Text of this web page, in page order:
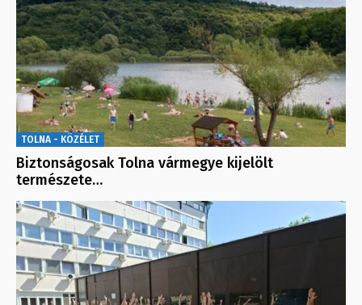
TOLNA - KÖZÉLET
Biztonságosak Tolna vármegye kijelölt
természete…